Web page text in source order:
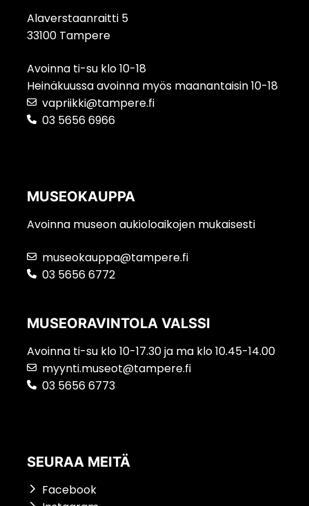
Alaverstaanraitti 5
33100 Tampere
Avoinna ti-su klo 10-18
Heinäkuussa avoinna myös maanantaisin 10-18
vapriikki@tampere.fi
03 5656 6966
MUSEOKAUPPA
Avoinna museon aukioloaikojen mukaisesti
museokauppa@tampere.fi
03 5656 6772
MUSEORAVINTOLA VALSSI
Avoinna ti-su klo 10-17.30 ja ma klo 10.45-14.00
myynti.museot@tampere.fi
03 5656 6773
SEURAA MEITÄ
Facebook